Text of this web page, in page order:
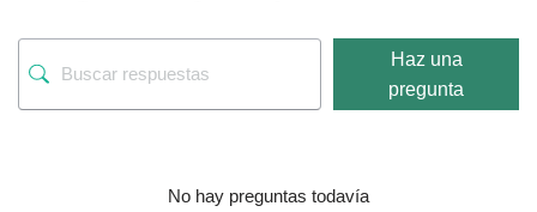
Haz una
pregunta
No hay preguntas todavía